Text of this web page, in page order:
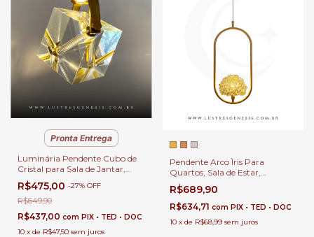
Pronta Entrega
Luminária Pendente Cubo de
Cristal para Sala de Jantar,
Quartos, Cabeceira de Cama ,
Lavabos e Balcão de Cozinha.
R$475,00 -27% OFF
R$649,90
R$437,00 com PIX • TED • DOC
10 x de R$47,50 sem juros
Pendente Arco Ìris Para
Quartos, Sala de Estar,
Cabeceira de Cama e Sala de
Jantar
R$689,90
R$634,71 com PIX • TED • DOC
10 x de R$68,99 sem juros